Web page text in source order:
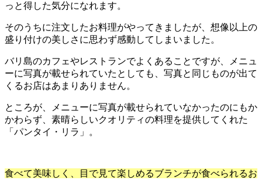
っと得した気分になれます。
そのうちに注文したお料理がやってきましたが、想像以上の
盛り付けの美しさに思わず感動してしまいました。
バリ島のカフェやレストランでよくあることですが、メニュ
ーに写真が載せられていたとしても、写真と同じものが出て
くるお店はあまりありません。
ところが、メニューに写真が載せられていなかったのにもか
かわらず、素晴らしいクオリティの料理を提供してくれた
「パンタイ・リラ」。
食べて美味しく、目で見て楽しめるブランチが食べられるお